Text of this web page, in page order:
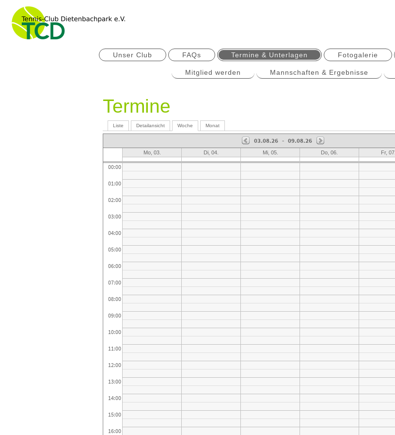
Unser Club FAQs Termine & Unterlagen Fotogalerie
Mitglied werden Mannschaften & Ergebnisse
Termine
Liste Detailansicht Woche Monat
03.08.26 - 09.08.26
Mo, 03. Di, 04. Mi, 05. Do, 06. Fr, 07.
00:00
01:00
02:00
03:00
04:00
05:00
06:00
07:00
08:00
09:00
10:00
11:00
12:00
13:00
14:00
15:00
16:00